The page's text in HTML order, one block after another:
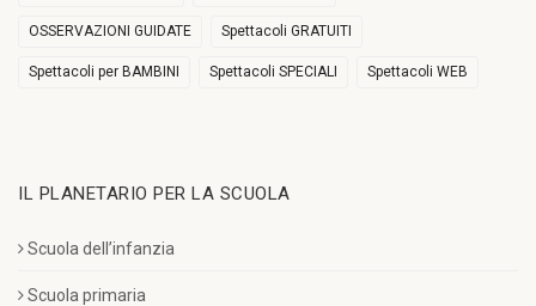
OSSERVAZIONI GUIDATE Spettacoli GRATUITI
Spettacoli per BAMBINI Spettacoli SPECIALI Spettacoli WEB
IL PLANETARIO PER LA SCUOLA
Scuola dell’infanzia
Scuola primaria